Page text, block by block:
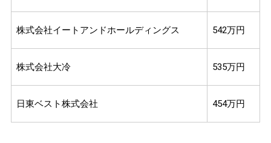
株式会社イートアンドホールディングス 542万円
株式会社大冷 535万円
日東ベスト株式会社 454万円